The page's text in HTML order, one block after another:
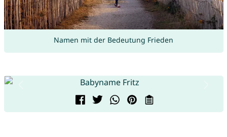
Namen mit der Bedeutung Frieden